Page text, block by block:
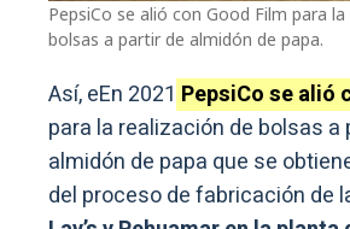
PepsiCo se alió con Good Film para
bolsas a partir de almidón de papa.
Así, eEn 2021 PepsiCo se alió
para la realización de bolsas a
almidón de papa que se
del proceso de fabricación de